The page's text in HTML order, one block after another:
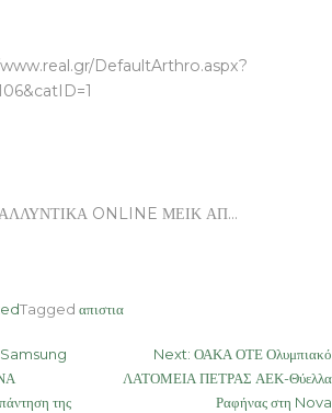
www.real.gr/DefaultArthro.aspx?
ONLINE ΜΕΙΚ ΑΠ…
Tagged απιστια
της
Next: ΟΑΚΑ ΟΤΕ Ολυμπιακό
ΛΑΤΟΜΕΙΑ ΠΕΤΡΑΣ ΑΕΚ-Θύελλα
Ραφήνας στη Nova